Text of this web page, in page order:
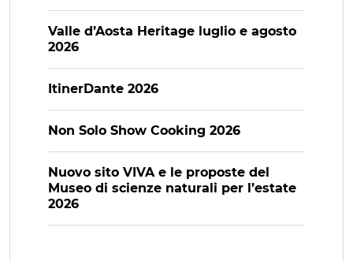
Valle d’Aosta Heritage luglio e agosto
2026
ItinerDante 2026
Non Solo Show Cooking 2026
Nuovo sito VIVA e le proposte del
Museo di scienze naturali per l’estate
2026